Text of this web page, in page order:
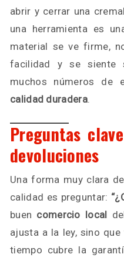
abrir y cerrar una
una herramienta es
material se ve firme,
facilidad y se siente
muchos números de
calidad duradera.
Preguntas
devoluciones
Una forma muy clara
calidad es preguntar:
buen comercio local
ajusta a la ley, sino
tiempo cubre la